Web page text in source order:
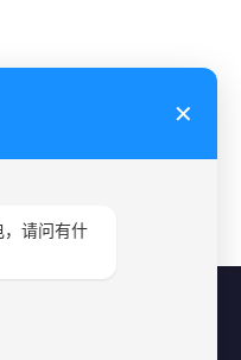
✕
请问有什